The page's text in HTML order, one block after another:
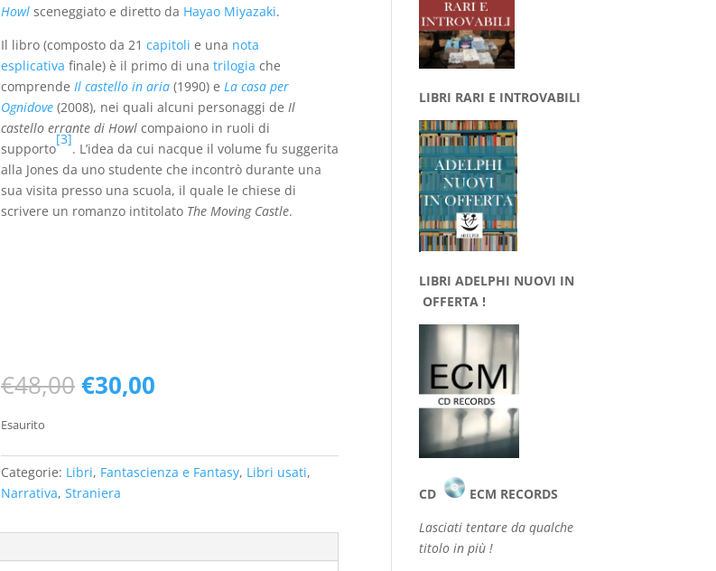
Howlsceneggiato e diretto da Hayao Miyazaki.
Il libro (composto da 21 capitoli e una nota
esplicativa finale) è il primo di una trilogia che
comprende Il castello in aria(1990) e La casa per
Ognidove(2008), nei quali alcuni personaggi de Il
castello errante di Howlcompaiono in ruoli di
supporto
[3]
. L’idea da cui nacque il volume fu suggerita
alla Jones da uno studente che incontrò durante una
sua visita presso una scuola, il quale le chiese di
scrivere un romanzo intitolato The Moving Castle.
€48,00Il
prezzo
€48,00.
€30,00Il
€30,00.
Esaurito
Categorie: Libri, Fantascienza e Fantasy, Libri usati,
Narrativa, Straniera
LIBRI RARI E INTROVABILI
LIBRI ADELPHI NUOVI IN
OFFERTA !
CD
ECM RECORDS
Lasciati tentare da qualche
titolo in più !